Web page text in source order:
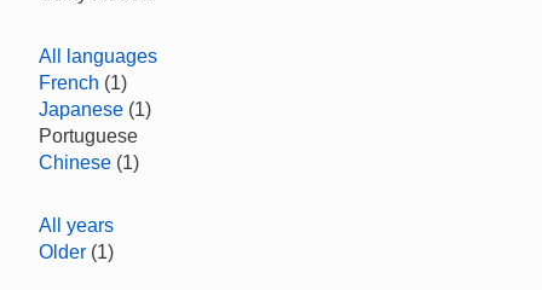
All languages
French (1)
Japanese (1)
Portuguese
Chinese (1)
All years
Older (1)